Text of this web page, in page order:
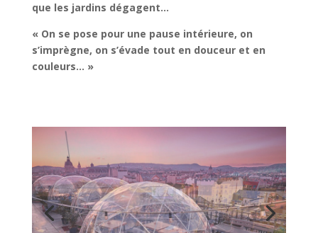
que les jardins dégagent…
« On se pose pour une pause intérieure, on
s’imprègne, on s’évade tout en douceur et en
couleurs… »